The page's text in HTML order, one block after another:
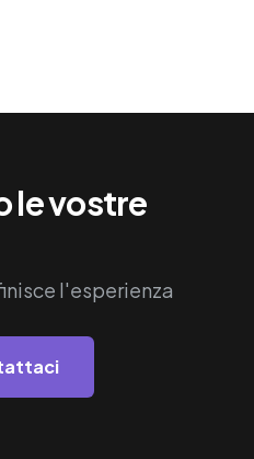
le vostre
l'esperienza